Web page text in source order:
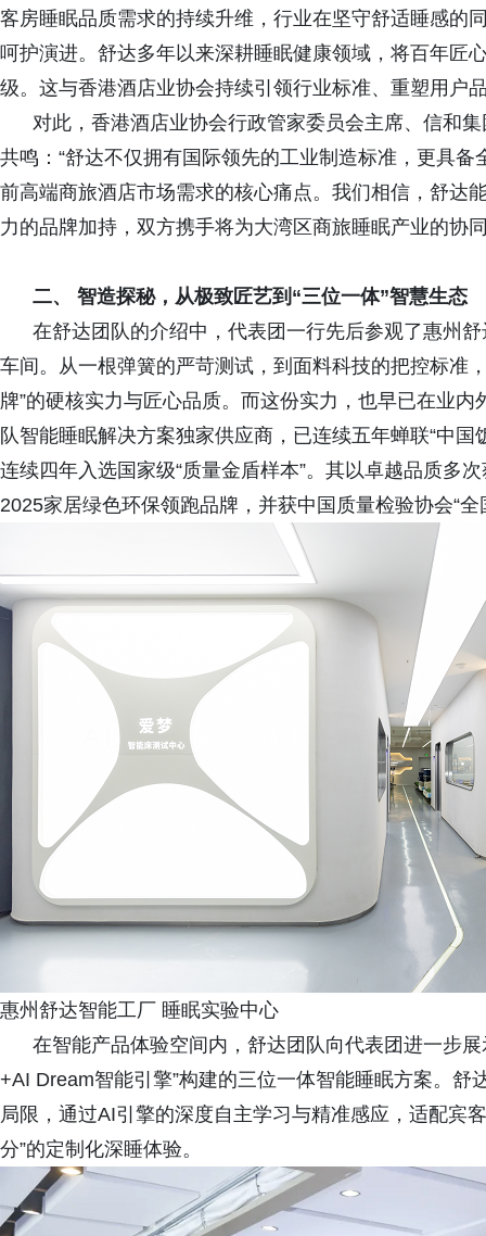
客房睡眠品质需求的持续升维，行业在坚守舒适睡感的
呵护演进。舒达多年以来深耕睡眠健康领域，将百年匠
级。这与香港酒店业协会持续引领行业标准、重塑用户
对此，香港酒店业协会行政管家委员会主席、信和集
共鸣：“舒达不仅拥有国际领先的工业制造标准，更具
前高端商旅酒店市场需求的核心痛点。我们相信，舒达
力的品牌加持，双方携手将为大湾区商旅睡眠产业的协
二、 智造探秘，从极致匠艺到“三位一体”智慧生态
在舒达团队的介绍中，代表团一行先后参观了惠州舒
车间。从一根弹簧的严苛测试，到面料科技的把控标准
牌”的硬核实力与匠心品质。而这份实力，也早已在业
队智能睡眠解决方案独家供应商，已连续五年蝉联“中
连续四年入选国家级“质量金盾样本”。其以卓越品质多
2025家居绿色环保领跑品牌，并获中国质量检验协会“
惠州舒达智能工厂 睡眠实验中心
在智能产品体验空间内，舒达团队向代表团进一步
+AI Dream智能引擎”构建的三位一体智能睡眠方案。
局限，通过AI引擎的深度自主学习与精准感应，适配宾
分”的定制化深睡体验。